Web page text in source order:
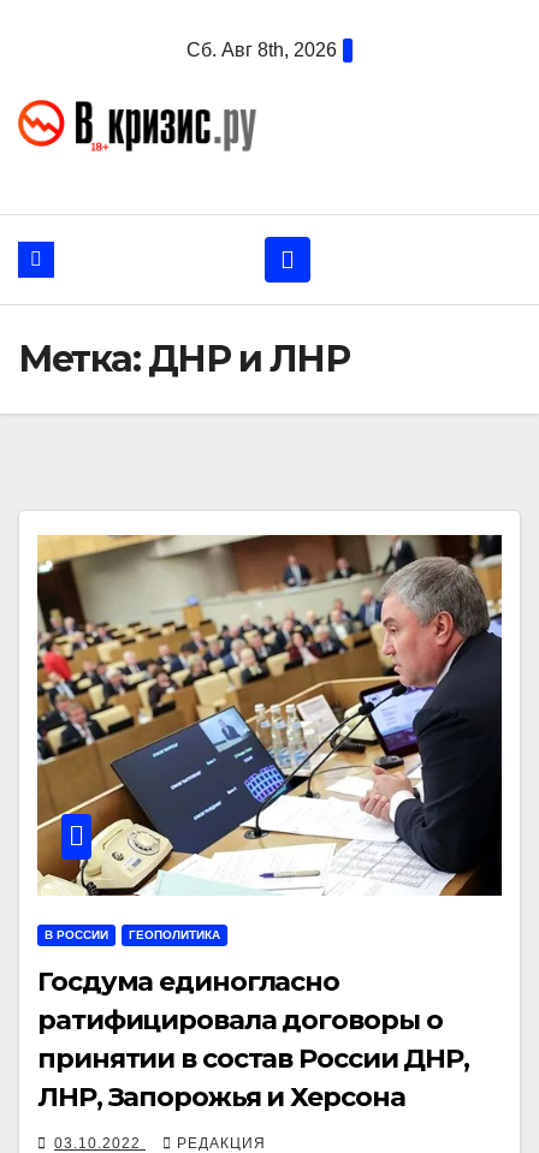
Сб. Авг 8th, 2026
Метка:ДНР и ЛНР
В РОССИИ ГЕОПОЛИТИКА
Госдума единогласно
ратифицировала договоры о
принятии в состав России ДНР,
ЛНР, Запорожья и Херсона
03.10.2022 РЕДАКЦИЯ